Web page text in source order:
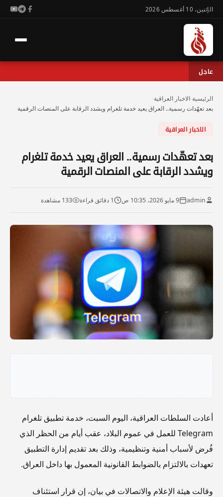
الإثنين، 10 أغسطس 2026
عاجل
الرئيسية الاخبار العراقية
بعد تعهّدات رسمية.. العراق يعيد خدمة تلغرام ويشدد الرقابة على المنصات الرقمية
الاخبار العراقية
بعد تعهّدات رسمية.. العراق يعيد خدمة تلغرام
ويشدد الرقابة على المنصات الرقمية
admin 9 مايو 2026، 10:35 ص 1 دقائق قراءة 133 مشاهدة
أعادت السلطات العراقية، اليوم السبت، خدمة تطبيق تلغرام
Telegram للعمل في عموم البلاد، عقب أيام من الحظر الذي
فُرض لأسباب أمنية وتنظيمية، وذلك بعد تقديم إدارة التطبيق
تعهدات بالالتزام بالضوابط القانونية المعمول بها داخل العراق.
وقالت هيئة الإعلام والاتصالات في بيان، إن قرار استئناف